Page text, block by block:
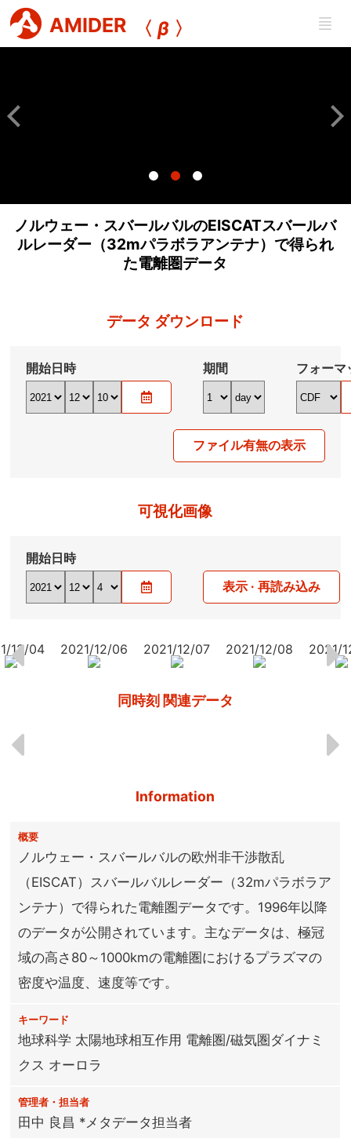
AMIDER 〈β 〉
ノルウェー・スバールバルのEISCATスバールバ
ルレーダー（32mパラボラアンテナ）で得られ
た電離圏データ
データ ダウンロード
開始日時 期間 フォーマ
ファイル有無の表示
可視化画像
開始日時
表示 · 再読み込み
12/04 2021/12/06 2021/12/07 2021/12/08 2021/
同時刻 関連データ
Information
概要
ノルウェー・スバールバルの欧州非干渉散乱
（EISCAT）スバールバルレーダー（32mパラボラア
ンテナ）で得られた電離圏データです。1996年以降
のデータが公開されています。主なデータは、極冠
域の高さ80～1000kmの電離圏におけるプラズマの
密度や温度、速度等です。
キーワード
地球科学 太陽地球相互作用 電離圏/磁気圏ダイナミ
クス オーロラ
管理者・担当者
田中 良昌 *メタデータ担当者